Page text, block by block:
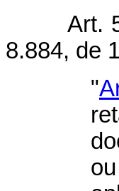
Art.
8.884, de
"